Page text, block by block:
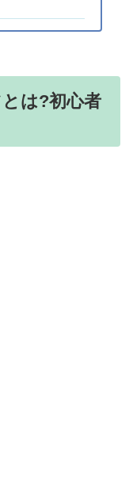
は?初心者